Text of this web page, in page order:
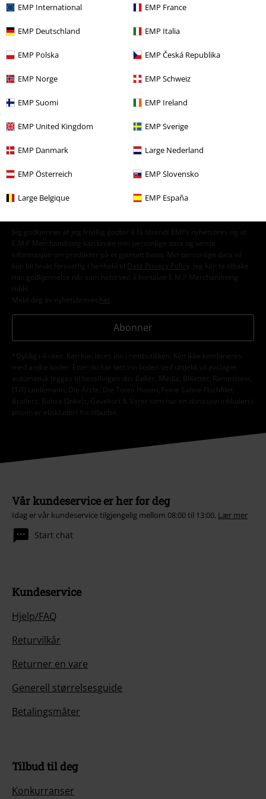
EMP International EMP France
EMP Deutschland EMP Italia
EMP Polska EMP Česká Republika
EMP Norge EMP Schweiz
EMP Suomi EMP Ireland
EMP United Kingdom EMP Sverige
EMP Danmark Large Nederland
EMP Österreich EMP Slovensko
Large Belgique EMP España
Flere kategorier. Flere valgmuligheter.
Salg % Media Vinyl
Bandmerch Media
Bandmerch Sjanger Heavy metal
Få en rabattkode på 15% når du blir abonnent!
Jeg godkjenner at jeg frivillig godtar å få tilsendt EMPs nyhetsbrev og at
E.M.P Merchandising kan bruke min personlige data og sende
informasjon om produkter på et gjentatt basis. Min personlige data vil
kun bli brukt forsvarlig i henhold til
Data Privacy Policy
. Jeg kan ta tilbake
min godkjennelse når som helst ved å kontakte E.M.P Merchandising
mbH
Meld deg av nyhetsbrevet her
Abonner
*Gyldig i 4 uker. Kan kun løses inn i nettbutikken. Kan ikke kombineres
med andre koder. Etter du har løst inn koden ved utsjekk vil avslaget
automatisk legges til bestillingen din. Bøker, Media, Billetter, Rammstein,
(Till) Lindemann, Die Ärzte, Die Toten Hosen, Feine Sahne Fischfilet,
Broilers, Böhse Onkelz, Gavekort & Varer som har en donasjon inkludert i
prisen er ekskludert fra tilbudet.
Vår kundeservice er her for deg
Idag er vår kundeservice tilgjengelig mellom 08:00 til 13:00. Lær mer
Start chat
Kundeservice
Hjelp/FAQ
Returvilkår
Returner en vare
Generell størrelsesguide
Betalingsmåter
Tilbud til deg
Konkurranser